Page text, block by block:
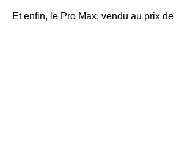
Et enfin, le Pro Max, vendu au prix